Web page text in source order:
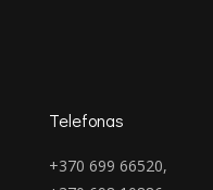
Telefonas
+370 699 66520,